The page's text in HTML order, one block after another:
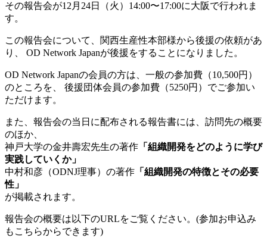
その報告会が12月24日（火）14:00〜17:00に大阪で行われま
す。
この報告会について、関西生産性本部様から後援の依頼があ
り、 OD Network Japanが後援をすることになりました。
OD Network Japanの会員の方は、一般の参加費（10,500円）
のところを、 後援団体会員の参加費（5250円）でご参加い
ただけます。
また、報告会の当日に配布される報告書には、訪問先の概要
のほか、
神戸大学の金井壽宏先生の著作 「組織開発をどのように学び
実践していくか」
中村和彦（ODNJ理事）の著作 「組織開発の特徴とその必要
性」
が掲載されます。
報告会の概要は以下のURLをご覧ください。(参加お申込み
もこちらからできます)